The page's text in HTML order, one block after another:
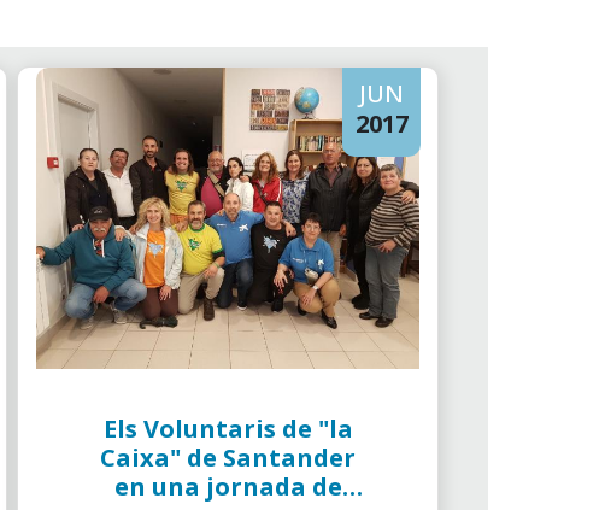
JUN
2017
Els Voluntaris de "la
Caixa" de Santander
en una jornada de